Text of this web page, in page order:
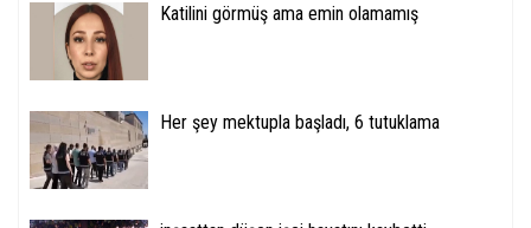
Katilini görmüş ama emin olamamış
Her şey mektupla başladı, 6 tutuklama